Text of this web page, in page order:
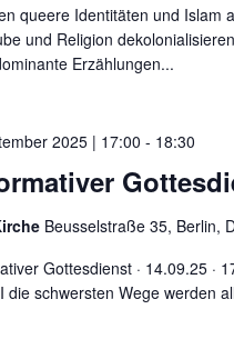
queere Identitäten und Islam
und Religion
Erzählungen...
2025 | 17:00 - 18:30
Beusselstraße 35, Berlin,
Gottesdienst · 14.09.25 ·
die schwersten Wege werden